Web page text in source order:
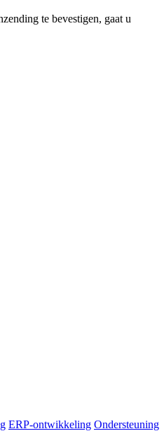
te bevestigen, gaat u
ERP-ontwikkeling Ondersteuning